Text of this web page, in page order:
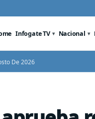
Infogate TV Nacional
De 2026